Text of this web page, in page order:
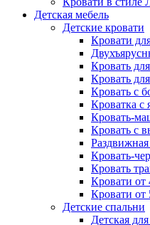
Детская мебель
Детские кровати
Кровати
Кровать
Кровать
Кровать с
Кроватка с
Кровать-
Кровать с
Раздвижная
Кровать-
Кровать
Кровати от
Кровати от
Детские спальни
Детская